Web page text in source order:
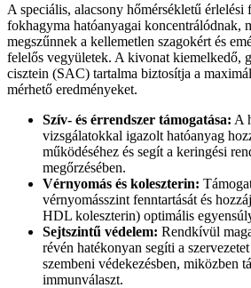
A speciális, alacsony hőmérsékletű érlelési
fokhagyma hatóanyagai koncentrálódnak,
megszűnnek a kellemetlen szagokért és
felelős vegyületek. A kivonat kiemelkedő,
cisztein (SAC) tartalma biztosítja a
mérhető eredményeket.
Szív- és érrendszer támogatása: A
vizsgálatokkal igazolt hatóanyag
működéséhez és segít a keringési
megőrzésében.
Vérnyomás és koleszterin:
vérnyomásszint fenntartását és
HDL koleszterin) optimális
Sejtszintű védelem: Rendkívül
révén hatékonyan segíti a
szembeni védekezésben, miközben
immunválaszt.